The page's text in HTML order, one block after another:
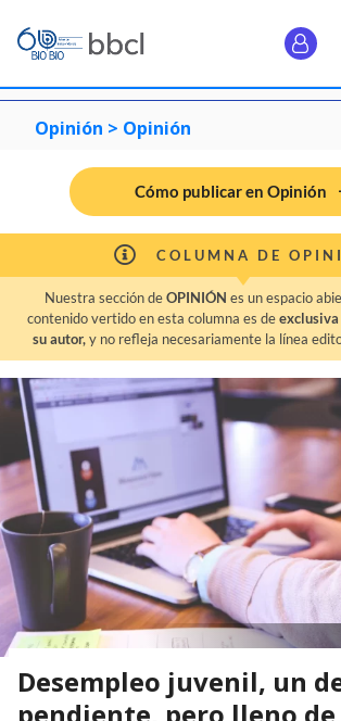
Opinión > Opinión
Cómo publicar en Opinión
COLUMNA DE
Nuestra sección deOPINIÓN es un espacio
contenido vertido en esta columna es de
su autor,y no refleja necesariamente la línea
Desempleo juvenil, un
pendiente, pero lleno de